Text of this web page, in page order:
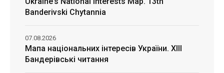
Banderivski Chytannia
Мапа національних інтересів України. ХІІІ
Бандерівські читання
07.08.2026